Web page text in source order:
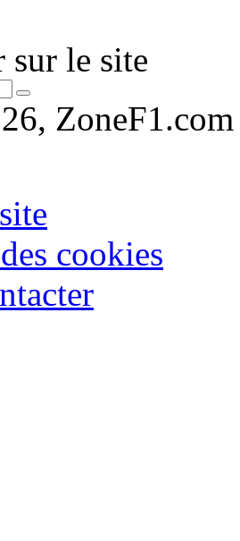
sur le site
ZoneF1.com
cookies